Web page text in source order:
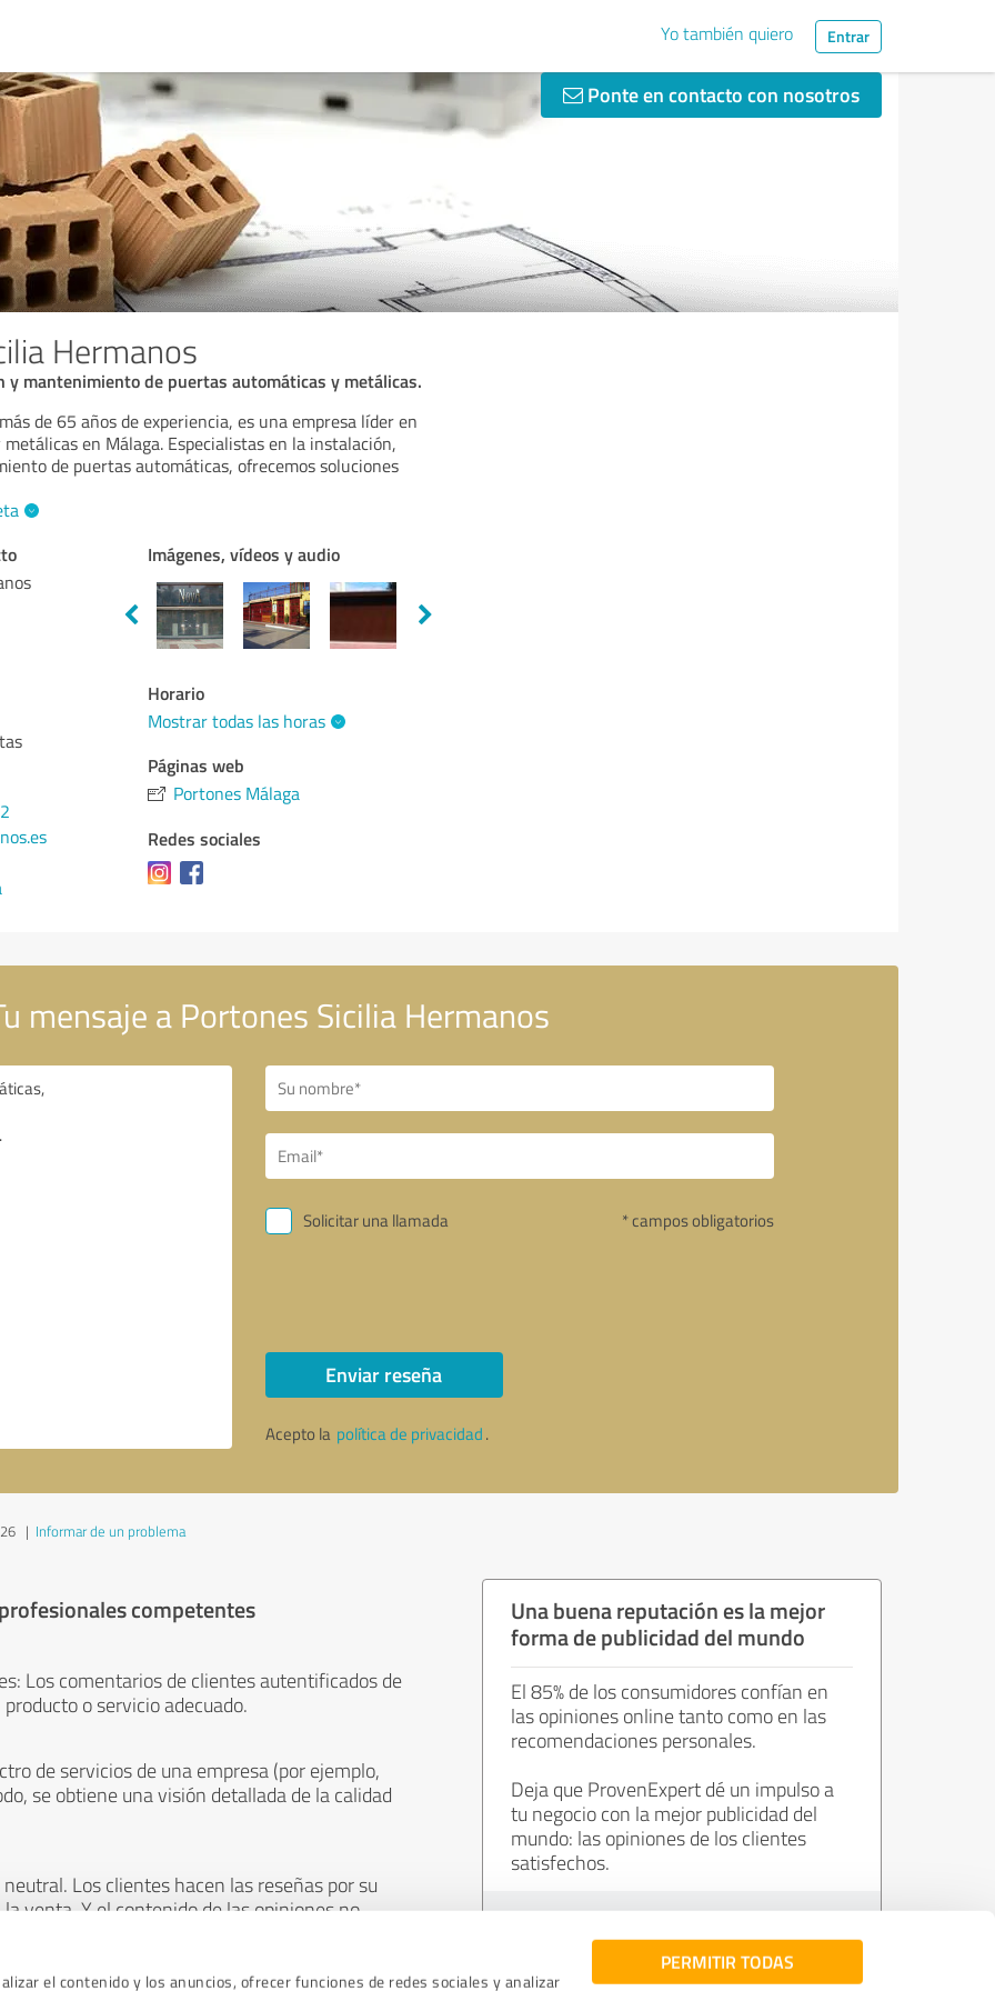
el contenido y los anuncios, ofrecer funciones de redes sociales y analizar
PERMITIR TODAS
Yo también quiero Entrar
Ponte en contacto con nosotros
Hermanos
y mantenimiento de puertas automáticas y metálicas.
de 65 años de experiencia, es una empresa líder en
en Málaga. Especialistas en la instalación,
de puertas automáticas, ofrecemos soluciones
Imágenes, vídeos y audio
Horario
Mostrar todas las horas
Páginas web
Portones Málaga
Redes sociales
mensaje a Portones Sicilia Hermanos
Solicitar una llamada * campos obligatorios
Enviar reseña
Acepto la política de privacidad.
| Informar de un problema
competentes
Los comentarios de clientes autentificados de
o servicio adecuado.
de servicios de una empresa (por ejemplo,
se obtiene una visión detallada de la calidad
Los clientes hacen las reseñas por su
venta. Y el contenido de las opiniones no
Una buena reputación es la mejor
forma de publicidad del mundo
El 85% de los consumidores confían en
las opiniones online tanto como en las
recomendaciones personales.
Deja que ProvenExpert dé un impulso a
tu negocio con la mejor publicidad del
mundo: las opiniones de los clientes
satisfechos.
Únete ahora de forma gratuita.